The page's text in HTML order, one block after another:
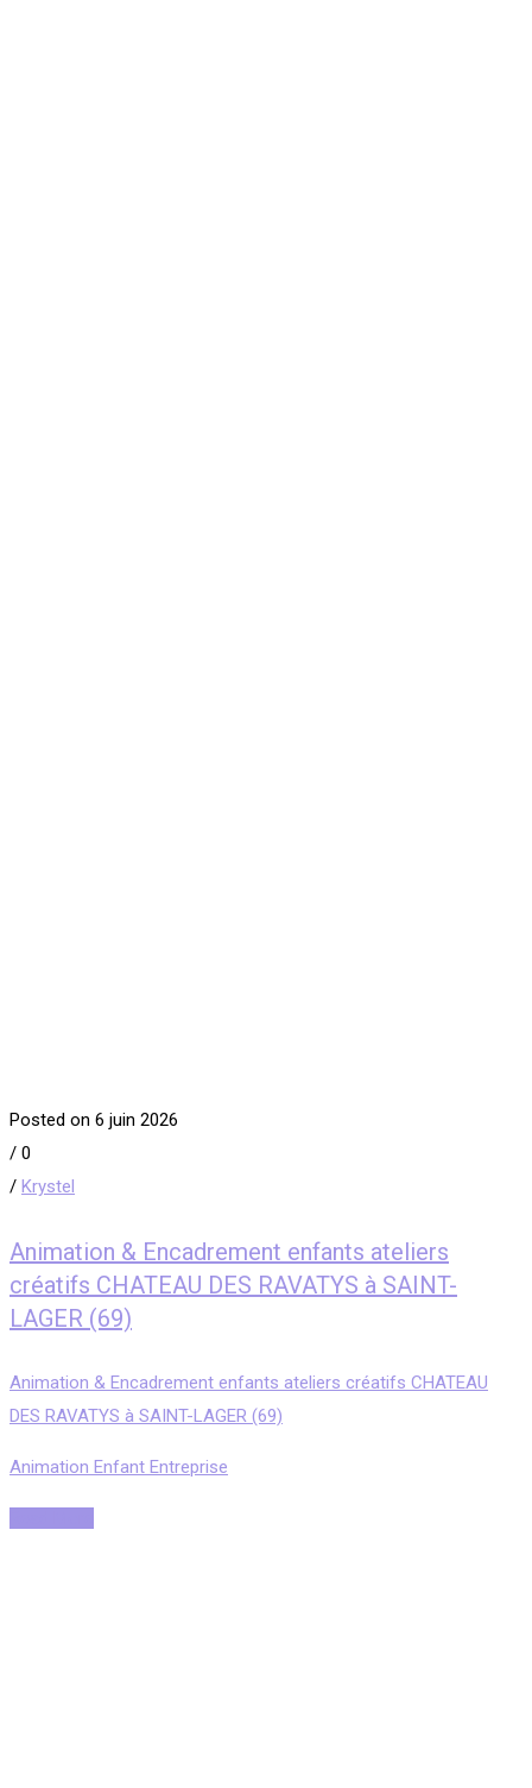
Posted on 6 juin 2026
/ 0
/ Krystel
Animation & Encadrement enfants ateliers
créatifs CHATEAU DES RAVATYS à SAINT-
LAGER (69)
Animation & Encadrement enfants ateliers créatifs CHATEAU
DES RAVATYS à SAINT-LAGER (69)
Animation Enfant Entreprise